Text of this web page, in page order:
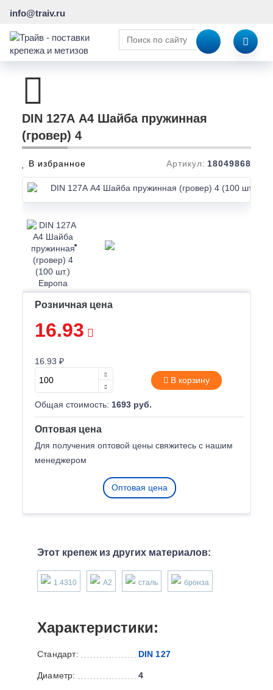
info@traiv.ru
DIN 127А А4 Шайба пружинная
(гровер) 4
В избранное Артикул: 18049868
Розничная цена
16.93
16.93 ₽
В корзину
Общая стоимость: 1693 руб.
Оптовая цена
Для получения оптовой цены свяжитесь с нашим
менеджером
Оптовая цена
Этот крепеж из других материалов:
1.4310 А2 сталь бронза
Характеристики:
Стандарт: DIN 127
Диаметр: 4